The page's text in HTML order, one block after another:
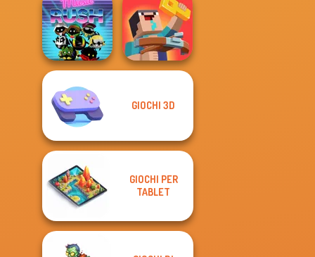
Giant Sushi:
Merge Master
Game
Boxing Gang
Stars
Music Rush
Noob: Zombie
GIOCHI 3D
GIOCHI PER
TABLET